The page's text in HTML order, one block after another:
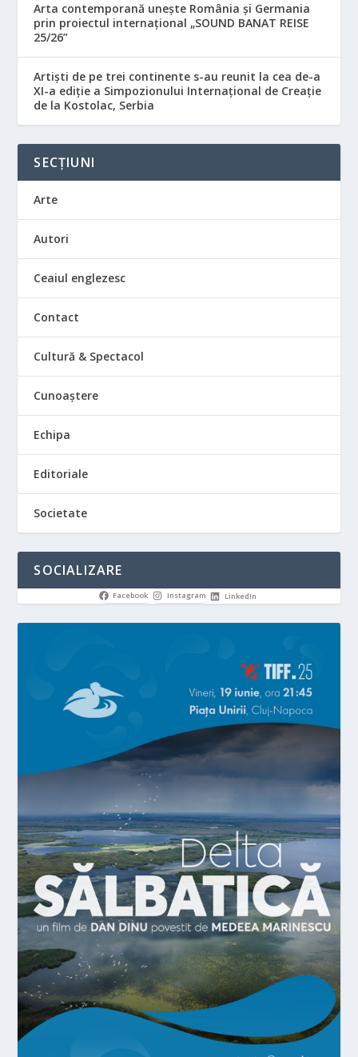
Arta contemporană unește România și Germania
prin proiectul internațional „SOUND BANAT REISE
25/26”
Artiști de pe trei continente s-au reunit la cea de-a
XI-a ediție a Simpozionului Internațional de Creație
de la Kostolac, Serbia
SECȚIUNI
Arte
Autori
Ceaiul englezesc
Contact
Cultură & Spectacol
Cunoaștere
Echipa
Editoriale
Societate
SOCIALIZARE
Facebook Instagram LinkedIn